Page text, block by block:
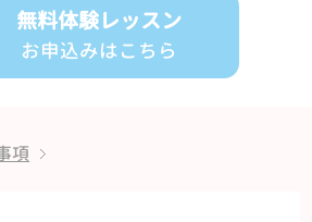
無料体験レッスン
お申込みはこちら
項